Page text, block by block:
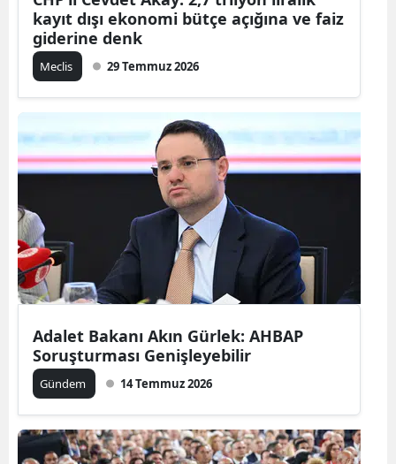
kayıt dışı ekonomi bütçe açığına ve faiz
giderine denk
Meclis 29 Temmuz 2026
Adalet Bakanı Akın Gürlek: AHBAP
Soruşturması Genişleyebilir
Gündem 14 Temmuz 2026